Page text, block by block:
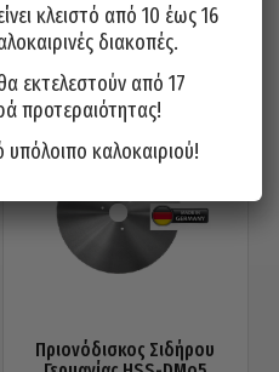
Πριονόδισκος Σιδήρου
κλειστό από 10 έως 16
διακοπές.
εκτελεστούν από 17
προτεραιότητας!
καλοκαιριού!